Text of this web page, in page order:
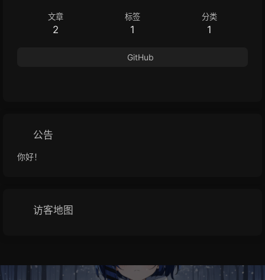
文章
2
标签
1
分类
1
GitHub
公告
你好！
访客地图